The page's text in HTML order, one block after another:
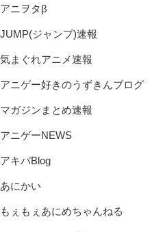
アニヲタβ
JUMP(ジャンプ)速報
気まぐれアニメ速報
アニゲー好きのうずきんブログ
マガジンまとめ速報
アニゲーNEWS
アキバBlog
あにかい
もぇもぇあにめちゃんねる